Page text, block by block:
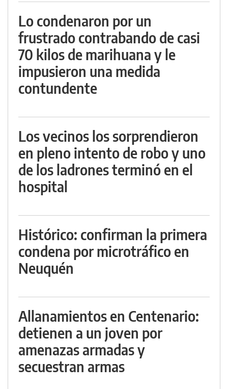
Lo condenaron por un
frustrado contrabando de casi
70 kilos de marihuana y le
impusieron una medida
contundente
Los vecinos los sorprendieron
en pleno intento de robo y uno
de los ladrones terminó en el
hospital
Histórico: confirman la primera
condena por microtráfico en
Neuquén
Allanamientos en Centenario:
detienen a un joven por
amenazas armadas y
secuestran armas